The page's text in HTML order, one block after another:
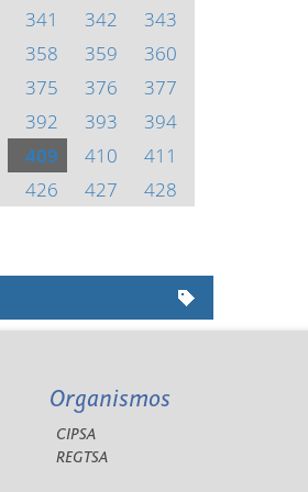
341 342
343
358 359
360
375 376
377
392 393
394
409 410
411
426 427
428
Organismos
CIPSA
REGTSA